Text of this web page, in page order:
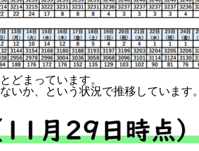
どまっています。
いか、という状況で推移しています。